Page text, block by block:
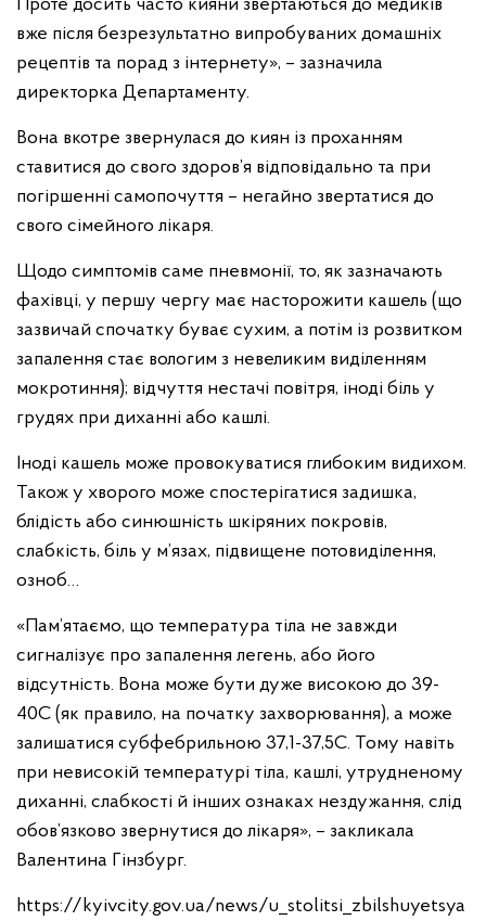
Проте досить часто кияни звертаються до медиків
вже після безрезультатно випробуваних домашніх
рецептів та порад з інтернету», – зазначила
директорка Департаменту.
Вона вкотре звернулася до киян із проханням
ставитися до свого здоров’я відповідально та при
погіршенні самопочуття – негайно звертатися до
свого сімейного лікаря.
Щодо симптомів саме пневмонії, то, як зазначають
фахівці, у першу чергу має насторожити кашель (що
зазвичай спочатку буває сухим, а потім із розвитком
запалення стає вологим з невеликим виділенням
мокротиння); відчуття нестачі повітря, іноді біль у
грудях при диханні або кашлі.
Іноді кашель може провокуватися глибоким видихом.
Також у хворого може спостерігатися задишка,
блідість або синюшність шкіряних покровів,
слабкість, біль у м’язах, підвищене потовиділення,
озноб…
«Пам’ятаємо, що температура тіла не завжди
сигналізує про запалення легень, або його
відсутність. Вона може бути дуже високою до 39-
40С (як правило, на початку захворювання), а може
залишатися субфебрильною 37,1-37,5С. Тому навіть
при невисокій температурі тіла, кашлі, утрудненому
диханні, слабкості й інших ознаках нездужання, слід
обов’язково звернутися до лікаря», – закликала
Валентина Гінзбург.
https://kyivcity.gov.ua/news/u_stolitsi_zbilshuyetsya